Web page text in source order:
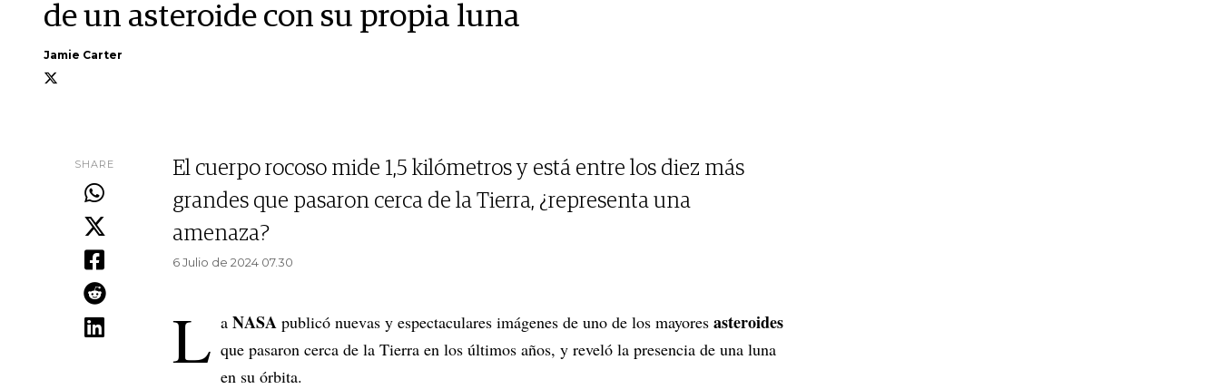
de un asteroide con su propia luna
Jamie Carter
SHARE
El cuerpo rocoso mide 1,5 kilómetros y está entre los diez más
grandes que pasaron cerca de la Tierra, ¿representa una
amenaza?
6 Julio de 2024 07.30
L a NASA publicó nuevas y espectaculares imágenes de uno de los mayores asteroides
que pasaron cerca de la Tierra en los últimos años, y reveló la presencia de una luna
en su órbita.